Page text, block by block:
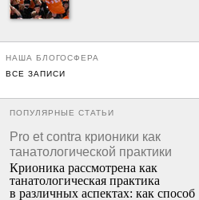
НАША БЛОГОСФЕРА
ВСЕ ЗАПИСИ
ПОПУЛЯРНЫЕ СТАТЬИ
Pro et contra крионики как
танатологической практики
Крионика рассмотрена как
танатологическая практика
в различных аспектах: как способ